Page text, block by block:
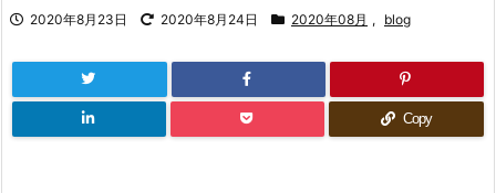
2020年8月23日 2020年8月24日 2020年08月 , blog
Copy